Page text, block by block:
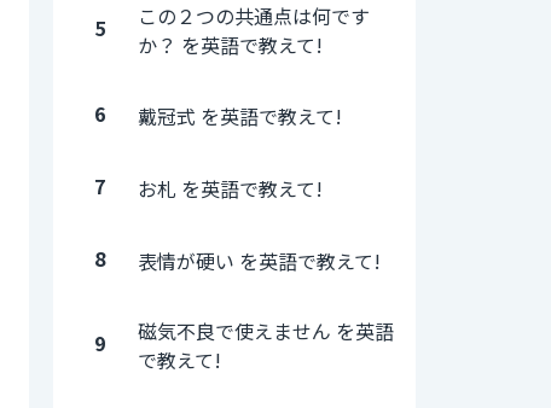
5
この２つの共通点は何です
か？ を英語で教えて!
6 戴冠式 を英語で教えて!
7 お札 を英語で教えて!
8 表情が硬い を英語で教えて!
9
磁気不良で使えません を英語
で教えて!